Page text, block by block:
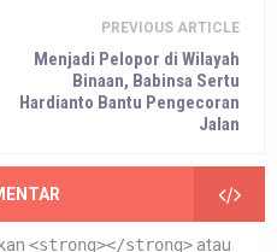
PREVIOUS ARTICLE
Menjadi Pelopor di Wilayah
Binaan, Babinsa Sertu
Hardianto Bantu Pengecoran
Jalan
<strong></strong> atau